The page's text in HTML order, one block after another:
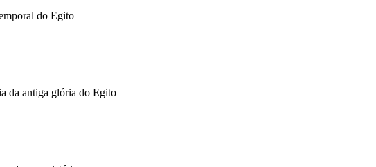
do Egito
da antiga glória do Egito